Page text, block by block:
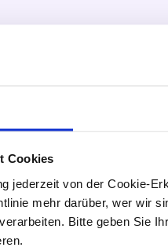
Cookies
jederzeit von der Cookie-
mehr darüber, wer wir
Bitte geben Sie